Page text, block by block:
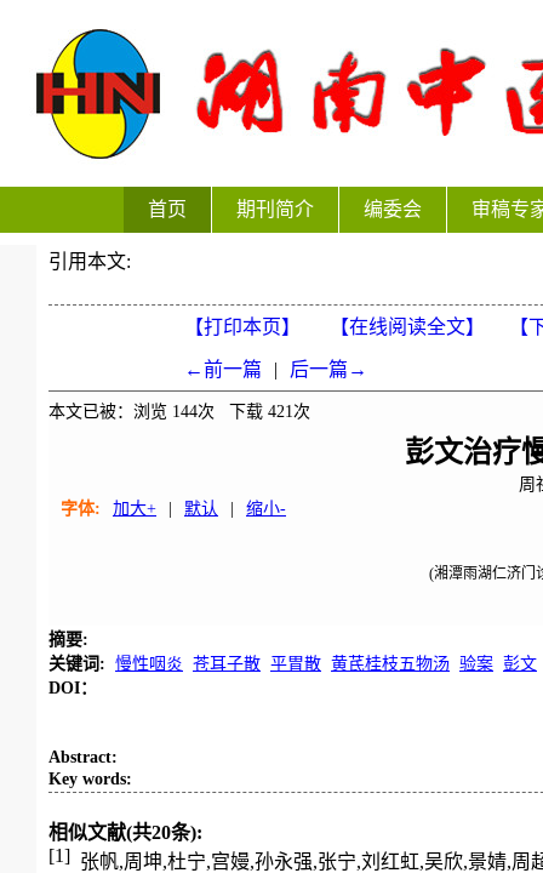
首页 期刊简介 编委会 审稿专
引用本文:
【打印本页】 【在线阅读全文】 【
←前一篇 | 后一篇→
本文已被：浏览 144次 下载 421次
彭文治疗
周
字体:
加大+ 默认 缩小-
(湘潭雨湖仁济
摘要:
关键词 : 慢性咽炎 苍耳子散 平胃散 黄芪桂枝五物汤 验案 彭文
DOI：
Abstract:
Key words:
相似文献(共20条):
[1] 张帆,周坤,杜宁,宫嫚,孙永强,张宁,刘红虹,吴欣,景婧,周